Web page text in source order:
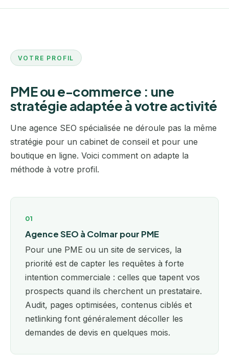
VOTRE PROFIL
PME ou e-commerce : une
stratégie adaptée à votre activité
Une agence SEO spécialisée ne déroule pas la même
stratégie pour un cabinet de conseil et pour une
boutique en ligne. Voici comment on adapte la
méthode à votre profil.
01
Agence SEO à Colmar pour PME
Pour une PME ou un site de services, la
priorité est de capter les requêtes à forte
intention commerciale : celles que tapent vos
prospects quand ils cherchent un prestataire.
Audit, pages optimisées, contenus ciblés et
netlinking font généralement décoller les
demandes de devis en quelques mois.